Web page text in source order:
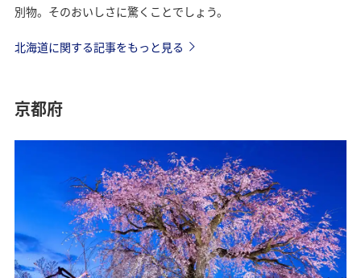
別物。そのおいしさに驚くことでしょう。
北海道に関する記事をもっと見る
京都府